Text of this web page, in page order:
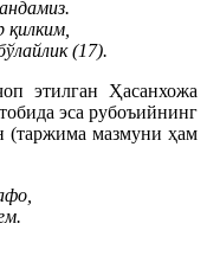
қилким,
(17).
этилган Ҳасанхожа
эса рубоъийнинг
(таржима мазмуни ҳам